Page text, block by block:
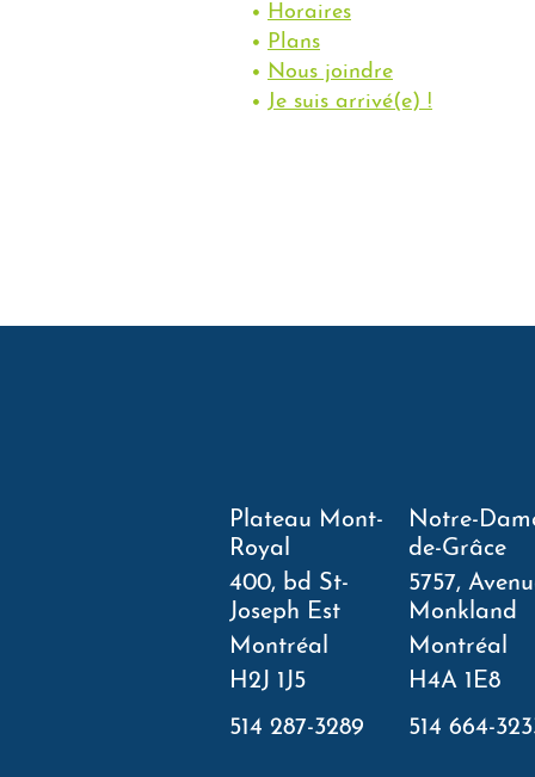
Horaires
Plans
Nous joindre
Je suis arrivé(e) !
Plateau Mont-
Royal
400, bd St-
Joseph Est
Montréal
H2J 1J5
514 287-3289
Notre-
de-Grâce
5757,
Monkland
Montréal
H4A 1E8
514 664-